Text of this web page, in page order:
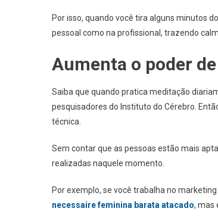
Por isso, quando você tira alguns minutos
pessoal como na profissional, trazendo
Aumenta o poder
Saiba que quando pratica meditação
pesquisadores do Instituto do Cérebro.
técnica.
Sem contar que as pessoas estão mais
realizadas naquele momento.
Por exemplo, se você trabalha no
necessaire feminina barata atacado, mas